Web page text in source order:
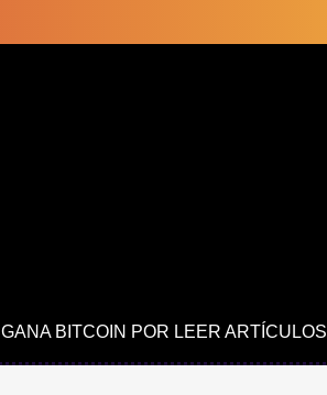
GANA BITCOIN POR LEER ARTÍCULOS